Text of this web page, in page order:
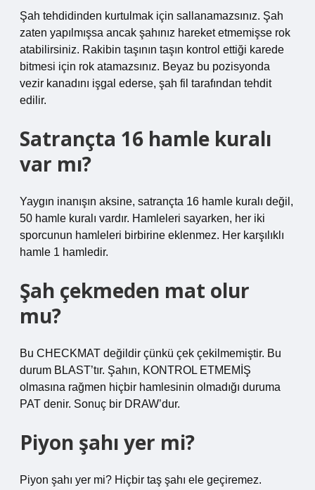
Şah tehdidinden kurtulmak için sallanamazsınız. Şah
zaten yapılmışsa ancak şahınız hareket etmemişse rok
atabilirsiniz. Rakibin taşının taşın kontrol ettiği karede
bitmesi için rok atamazsınız. Beyaz bu pozisyonda
vezir kanadını işgal ederse, şah fil tarafından tehdit
edilir.
Satrançta 16 hamle kuralı
var mı?
Yaygın inanışın aksine, satrançta 16 hamle kuralı değil,
50 hamle kuralı vardır. Hamleleri sayarken, her iki
sporcunun hamleleri birbirine eklenmez. Her karşılıklı
hamle 1 hamledir.
Şah çekmeden mat olur
mu?
Bu CHECKMAT değildir çünkü çek çekilmemiştir. Bu
durum BLAST’tır. Şahın, KONTROL ETMEMİŞ
olmasına rağmen hiçbir hamlesinin olmadığı duruma
PAT denir. Sonuç bir DRAW’dur.
Piyon şahı yer mi?
Piyon şahı yer mi? Hiçbir taş şahı ele geçiremez.